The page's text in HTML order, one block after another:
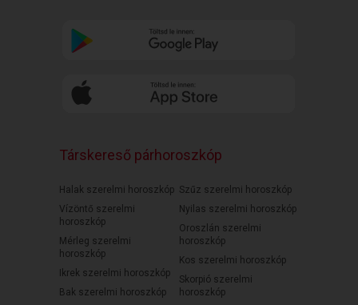
Társkereső párhoroszkóp
Halak szerelmi horoszkóp
Vízöntő szerelmi
horoszkóp
Mérleg szerelmi
horoszkóp
Ikrek szerelmi horoszkóp
Bak szerelmi horoszkóp
Szűz szerelmi horoszkóp
Nyilas szerelmi horoszkóp
Oroszlán szerelmi
horoszkóp
Kos szerelmi horoszkóp
Skorpió szerelmi
horoszkóp